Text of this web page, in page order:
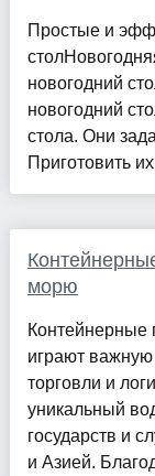
Простые и
новогодний
новогодний
стола. Они
Приготовить
морю
Контейнерные
играют
торговли и
уникальный
государств и
и Азией.